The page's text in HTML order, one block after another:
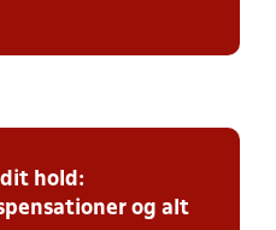
hold:
og alt